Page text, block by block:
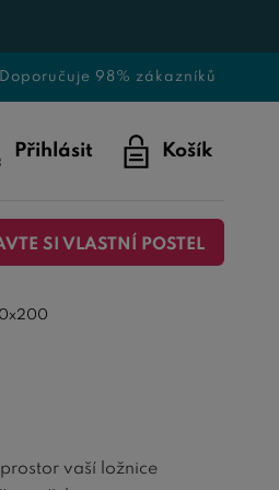
Doporučuje 98% zákazníků
Přihlásit Košík
SI VLASTNÍ POSTEL
vaší ložnice